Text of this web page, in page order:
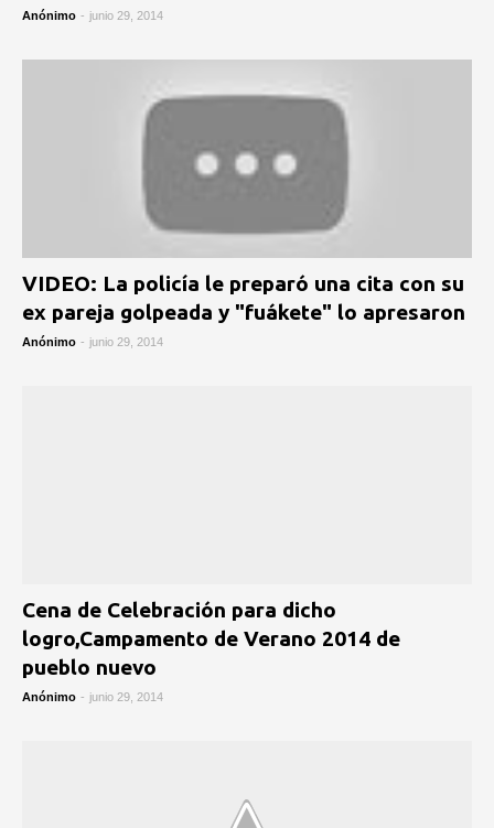
Anónimo - junio 29, 2014
VIDEO: La policía le preparó una cita con su
ex pareja golpeada y "fuákete" lo apresaron
Anónimo - junio 29, 2014
Cena de Celebración para dicho
logro,Campamento de Verano 2014 de
pueblo nuevo
Anónimo - junio 29, 2014